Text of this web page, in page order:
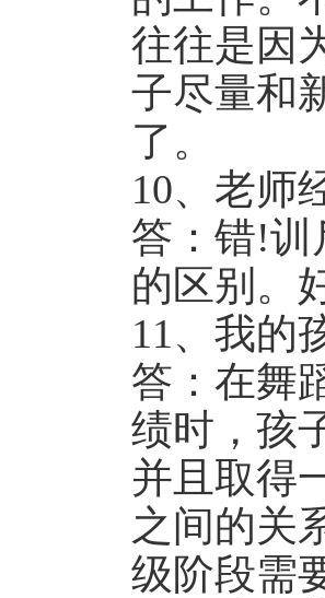
往往是因
子尽量和
了。
10、老师
答：错!训
的区别。
11、我的
答：在舞
绩时，孩
并且取得
之间的关
级阶段需